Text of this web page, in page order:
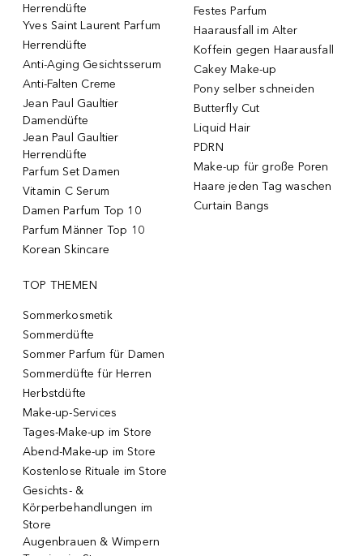
Herrendüfte
Yves Saint Laurent Parfum
Herrendüfte
Anti-Aging Gesichtsserum
Anti-Falten Creme
Jean Paul Gaultier
Damendüfte
Jean Paul Gaultier
Herrendüfte
Parfum Set Damen
Vitamin C Serum
Damen Parfum Top 10
Parfum Männer Top 10
Korean Skincare
Festes Parfum
Haarausfall im Alter
Koffein gegen Haarausfall
Cakey Make-up
Pony selber schneiden
Butterfly Cut
Liquid Hair
PDRN
Make-up für große Poren
Haare jeden Tag waschen
Curtain Bangs
TOP THEMEN
Sommerkosmetik
Sommerdüfte
Sommer Parfum für Damen
Sommerdüfte für Herren
Herbstdüfte
Make-up-Services
Tages-Make-up im Store
Abend-Make-up im Store
Kostenlose Rituale im Store
Gesichts- &
Körperbehandlungen im
Store
Augenbrauen & Wimpern